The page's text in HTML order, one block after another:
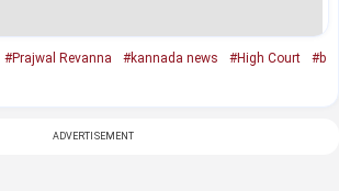
#Prajwal Revanna #kannada news #High Court
#b
ADVERTISEMENT